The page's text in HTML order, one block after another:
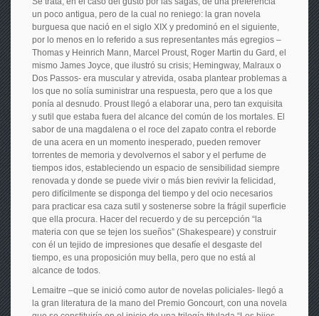
un poco antigua, pero de la cual no reniego: la gran novela
burguesa que nació en el siglo XIX y predominó en el siguiente,
por lo menos en lo referido a sus representantes más egregios –
Thomas y Heinrich Mann, Marcel Proust, Roger Martin du Gard, el
mismo James Joyce, que ilustró su crisis; Hemingway, Malraux o
Dos Passos- era muscular y atrevida, osaba plantear problemas a
los que no solía suministrar una respuesta, pero que a los que
ponía al desnudo. Proust llegó a elaborar una, pero tan exquisita
y sutil que estaba fuera del alcance del común de los mortales. El
sabor de una magdalena o el roce del zapato contra el reborde
de una acera en un momento inesperado, pueden remover
torrentes de memoria y devolvernos el sabor y el perfume de
tiempos idos, estableciendo un espacio de sensibilidad siempre
renovada y donde se puede vivir o más bien revivir la felicidad,
pero difícilmente se disponga del tiempo y del ocio necesarios
para practicar esa caza sutil y sostenerse sobre la frágil superficie
que ella procura. Hacer del recuerdo y de su percepción “la
materia con que se tejen los sueños” (Shakespeare) y construir
con él un tejido de impresiones que desafíe el desgaste del
tiempo, es una proposición muy bella, pero que no está al
alcance de todos.
Lemaitre –que se inició como autor de novelas policiales- llegó a
la gran literatura de la mano del Premio Goncourt, con una novela